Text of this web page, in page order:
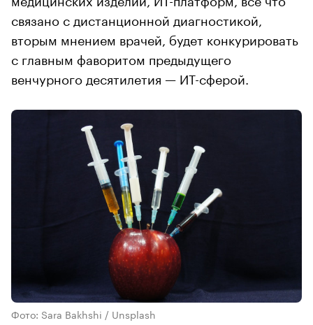
связано с дистанционной диагностикой,
вторым мнением врачей, будет конкурировать
с главным фаворитом предыдущего
венчурного десятилетия — ИТ-сферой.
Фото: Sara Bakhshi / Unsplash